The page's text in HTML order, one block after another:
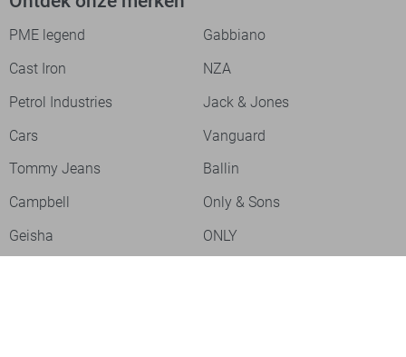
PME legend
Gabbiano
Cast Iron
NZA
Petrol Industries
Jack & Jones
Cars
Vanguard
Tommy Jeans
Ballin
Campbell
Only & Sons
Geisha
ONLY